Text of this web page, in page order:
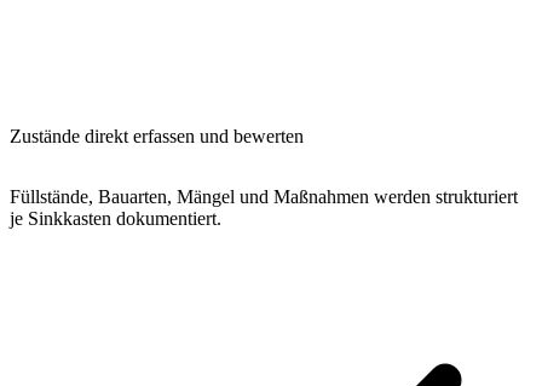
Zustände direkt erfassen und bewerten
Füllstände, Bauarten, Mängel und Maßnahmen werden strukturiert
je Sinkkasten dokumentiert.